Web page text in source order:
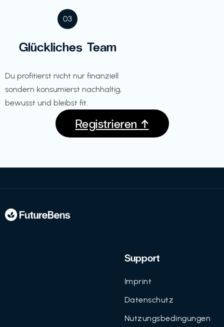
03
Glückliches Team
Du profitierst nicht nur finanziell
sondern konsumierst nachhaltig,
bewusst und bleibst fit.
Registrieren ↑
Support
Imprint
Datenschutz
Nutzungsbedingungen